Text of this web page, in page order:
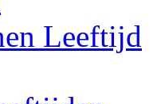
Leeftijd